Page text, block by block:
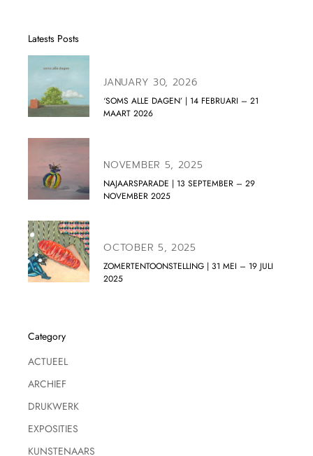
Latests Posts
JANUARY 30, 2026
‘SOMS ALLE DAGEN’ | 14 FEBRUARI – 21
MAART 2026
NOVEMBER 5, 2025
NAJAARSPARADE | 13 SEPTEMBER – 29
NOVEMBER 2025
OCTOBER 5, 2025
ZOMERTENTOONSTELLING | 31 MEI – 19 JULI
2025
Category
ACTUEEL
ARCHIEF
DRUKWERK
EXPOSITIES
KUNSTENAARS